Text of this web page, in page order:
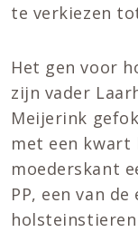
te verkiezen
Het gen voor
zijn vader
Meijerink
met een kwart
moederskant
PP, een van